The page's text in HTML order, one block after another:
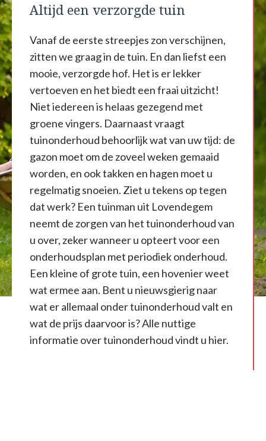
Altijd een verzorgde tuin
Vanaf de eerste streepjes zon verschijnen,
zitten we graag in de tuin. En dan liefst een
mooie, verzorgde hof. Het is er lekker
vertoeven en het biedt een fraai uitzicht!
Niet iedereen is helaas gezegend met
groene vingers. Daarnaast vraagt
tuinonderhoud behoorlijk wat van uw tijd: de
gazon moet om de zoveel weken gemaaid
worden, en ook takken en hagen moet u
regelmatig snoeien. Ziet u tekens op tegen
dat werk? Een tuinman uit Lovendegem
neemt de zorgen van het tuinonderhoud van
u over, zeker wanneer u opteert voor een
onderhoudsplan met periodiek onderhoud.
Een kleine of grote tuin, een hovenier weet
wat ermee aan. Bent u nieuwsgierig naar
wat er allemaal onder tuinonderhoud valt en
wat de prijs daarvoor is? Alle nuttige
informatie over tuinonderhoud vindt u hier.